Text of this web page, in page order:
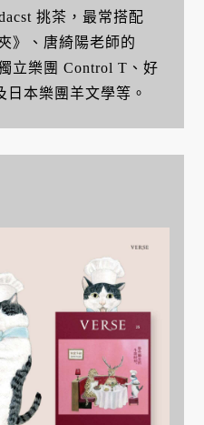
挑茶，最常搭配
》、唐綺陽老師的
立樂團 Control T、好
本樂團羊文學等。